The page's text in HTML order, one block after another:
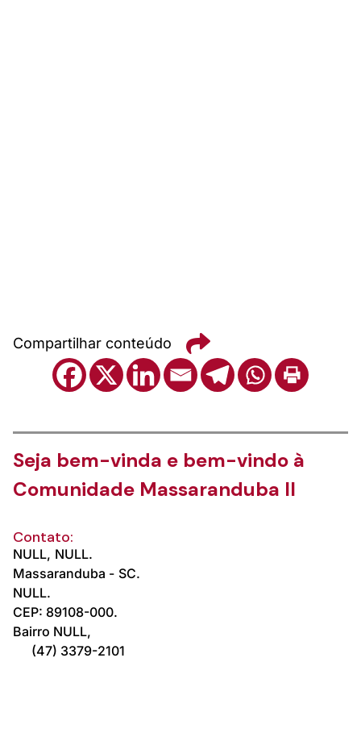
Compartilhar conteúdo
Seja bem-vinda e bem-vindo à
Comunidade Massaranduba II
Contato:
NULL, NULL.
Massaranduba - SC.
NULL.
CEP: 89108-000.
Bairro NULL,
(47) 3379-2101